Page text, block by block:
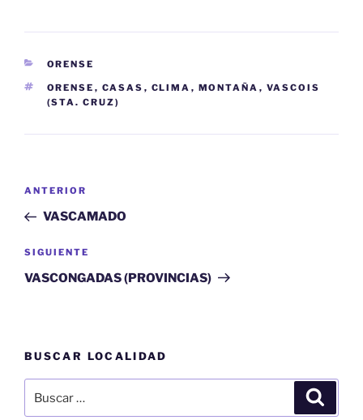
CATEGORÍAS
ORENSE
ETIQUETAS
ORENSE , CASAS , CLIMA , MONTAÑA , VASCOIS
(STA. CRUZ)
Navegación
entradas
Entrada
anterior:
ANTERIOR
VASCAMADO
Siguiente
entrada
SIGUIENTE
VASCONGADAS (PROVINCIAS)
BUSCAR LOCALIDAD
por: